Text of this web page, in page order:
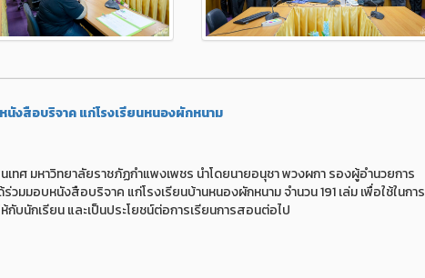
นังสือบริจาค แก่โรงเรียนหนองผักหนาม
ทศ มหาวิทยาลัยราชภัฏกำแพงเพชร นำโดยนายอนุชา พวงผกา รองผู้อำนวยการ
มมอบหนังสือบริจาค แก่โรงเรียนบ้านหนองผักหนาม จำนวน 191 เล่ม เพื่อใช้ในการ
บนักเรียน และเป็นประโยชน์ต่อการเรียนการสอนต่อไป